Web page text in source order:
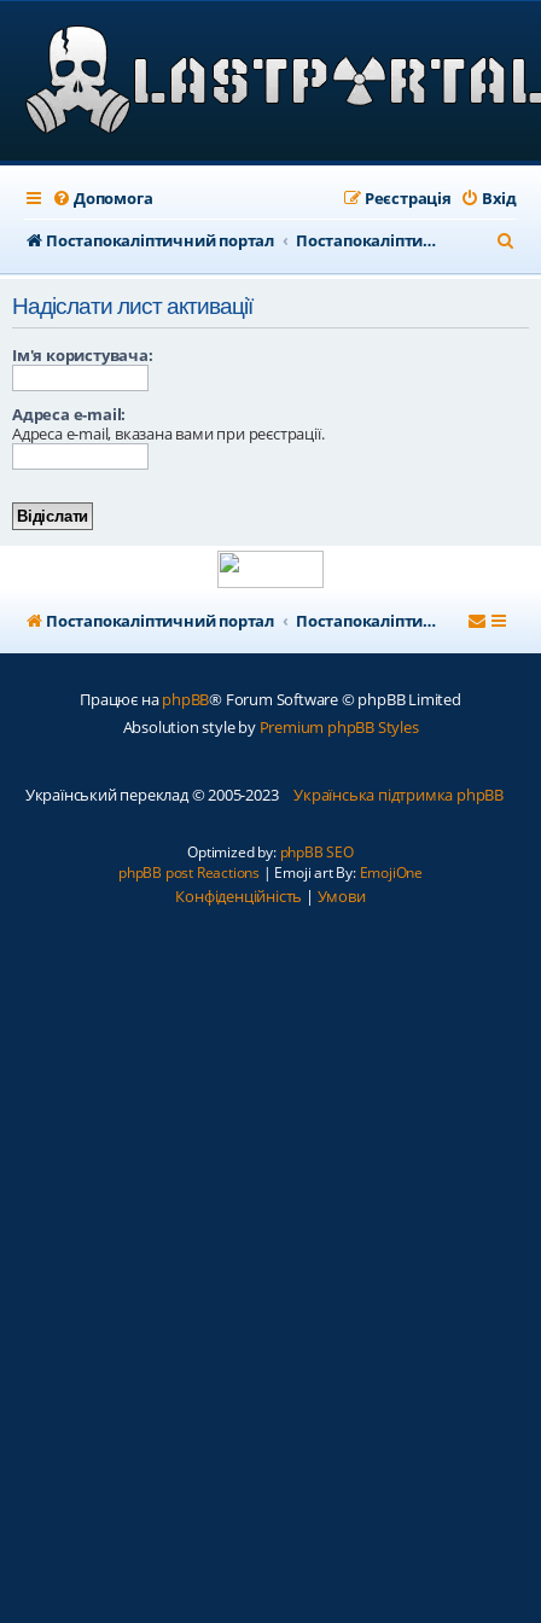
Допомога Вхід
Реєстрація
Постапокаліптичний портал
Постапокаліптичний форум
о
Надіслати лист активації
Ім'я користувача:
Адреса e-mail:
Адреса e-mail, вказана вами при реєстрації.
Постапокаліптичний портал Постапокаліптичний форум
Працює наphpBB® Forum Software © phpBB Limited
Absolution style by Premium phpBB Styles
Український переклад © 2005-2023 Українська підтримка phpBB
Optimized by: phpBB SEO
phpBB post Reactions| Emoji art By: EmojiOne
Конфіденційність | Умови